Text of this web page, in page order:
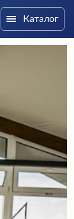
Каталог